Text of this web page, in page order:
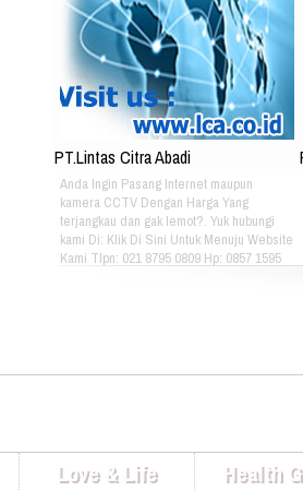
PT.Lintas Citra Abadi
Anda Ingin Pasang Internet maupun
kamera CCTV Dengan Harga Yang
terjangkau dan gak lemot?. Yuk hubungi
kami Di: Klik Di Sini Untuk Menuju Website
Kami Tlpn: 021 8795 0809 Hp: 0857 1595
Love & Life Health